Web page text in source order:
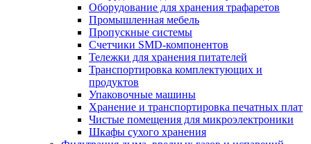
Оборудование для хранения трафаретов
Промышленная мебель
Пропускные системы
Счетчики SMD-компонентов
Тележки для xранения питателей
Транспортировка комплектующих и
продуктов
Упаковочные машины
Хранение и транспортировка печатных плат
Чистые помещения для микроэлектроники
Шкафы сухого хранения